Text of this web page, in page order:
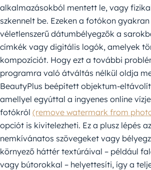
alkalmazásokból mentett le, vagy
szkennelt be. Ezeken a fotókon
véletlenszerű dátumbélyegzők a
címkék vagy digitális logók, amelyek
kompozíciót. Hogy ezt a további
programra való átváltás nélkül oldja
BeautyPlus beépített objektum-
amellyel egyúttal a ingyenes online
fotókról (remove watermark from
opciót is kivitelezheti. Ez a plusz lépés
nemkívánatos szövegeket vagy
környező háttér textúráival – például
vagy bútorokkal – helyettesíti, így a